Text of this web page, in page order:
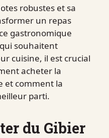
robustes et sa
un repas
gastronomique
souhaitent
cuisine, il est crucial
acheter la
et comment la
parti.
du Gibier